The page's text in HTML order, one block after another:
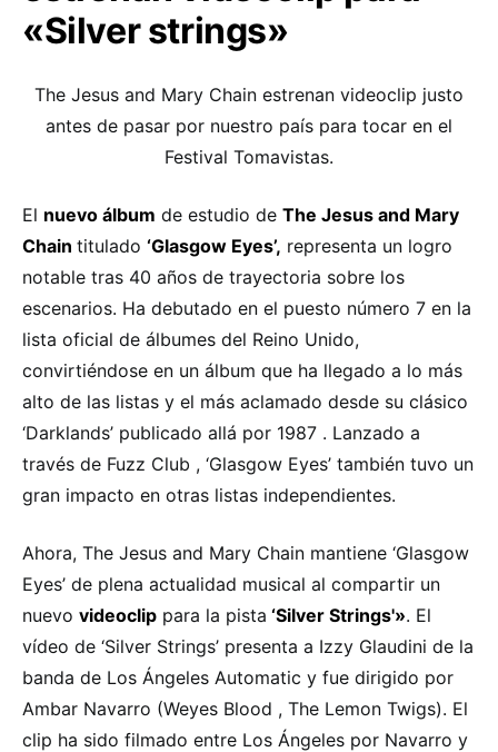
«Silver strings»
The Jesus and Mary Chain estrenan videoclip justo
antes de pasar por nuestro país para tocar en el
Festival Tomavistas.
El nuevo álbum de estudio de The Jesus and Mary
Chain titulado ‘Glasgow Eyes’, representa un logro
notable tras 40 años de trayectoria sobre los
escenarios. Ha debutado en el puesto número 7 en la
lista oficial de álbumes del Reino Unido,
convirtiéndose en un álbum que ha llegado a lo más
alto de las listas y el más aclamado desde su clásico
‘Darklands’ publicado allá por 1987 . Lanzado a
través de Fuzz Club , ‘Glasgow Eyes’ también tuvo un
gran impacto en otras listas independientes.
Ahora, The Jesus and Mary Chain mantiene ‘Glasgow
Eyes’ de plena actualidad musical al compartir un
nuevo videoclip para la pista ‘Silver Strings'». El
vídeo de ‘Silver Strings’ presenta a Izzy Glaudini de la
banda de Los Ángeles Automatic y fue dirigido por
Ambar Navarro (Weyes Blood , The Lemon Twigs). El
clip ha sido filmado entre Los Ángeles por Navarro y